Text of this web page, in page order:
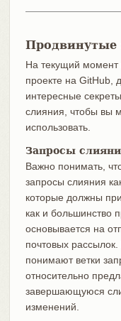
Продвинутые
На текущий момент
проекте на GitHub,
интересные
слияния, чтобы вы
использовать.
Запросы
Важно понимать,
запросы слияния
которые должны
как и большинство
основывается на
почтовых
понимают ветки
относительно
завершающуюся
изменений.